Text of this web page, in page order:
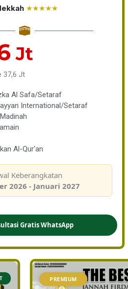
★★★★★
Jt
37,6 Jt
Al Safa/Setaraf
International/Setaraf
Al-Qur'an
Keberangkatan
2026 - Januari 2027
Gratis WhatsApp
PREMIUM